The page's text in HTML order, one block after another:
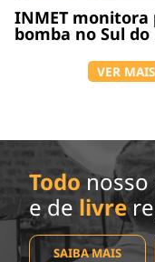
INMET monitora
bomba no Sul do
VER
Todo
e de livre
SAIBA MAIS